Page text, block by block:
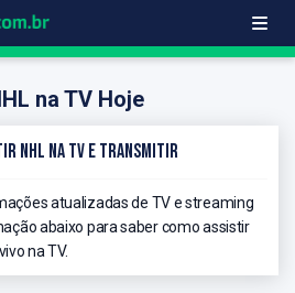
na TV Hoje
NHL na TV e Transmitir
atualizadas de TV e streaming
abaixo para saber como assistir
na TV.